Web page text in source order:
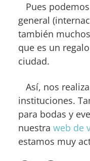
Pues
general
también
que es un
ciudad.
Así, nos
instituciones.
para bodas y
nuestra web de
estamos muy